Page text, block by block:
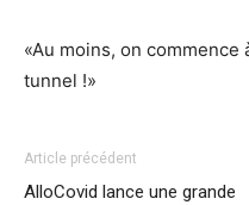
«Au moins, on
tunnel !»
Article précédent
AlloCovid lance une grande